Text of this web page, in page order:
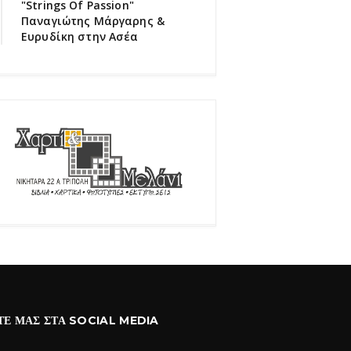
"Strings Of Passion"
Παναγιώτης Μάργαρης &
Ευρυδίκη στην Ασέα
ΜΑΣ ΣΤΑ SOCIAL MEDIA